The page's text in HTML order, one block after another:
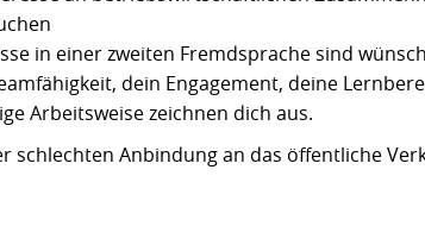
in einer zweiten Fremdsprache sind
dein Engagement, deine
Arbeitsweise zeichnen dich aus.
schlechten Anbindung an das öffentliche